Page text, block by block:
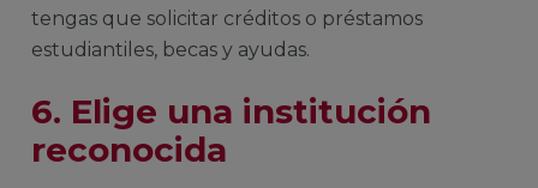
tengas que solicitar créditos o préstamos
estudiantiles, becas y ayudas.
6. Elige una institución
reconocida